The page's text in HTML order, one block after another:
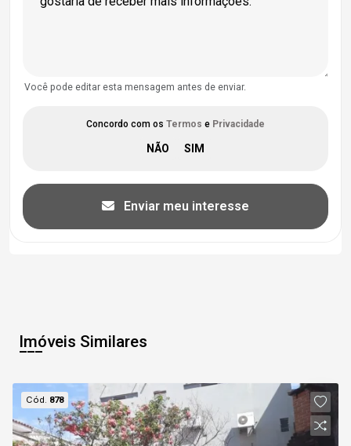
Você pode editar esta mensagem antes de enviar.
Concordo com os Termos e Privacidade
Enviar meu interesse
Imóveis Similares
Cód. 878